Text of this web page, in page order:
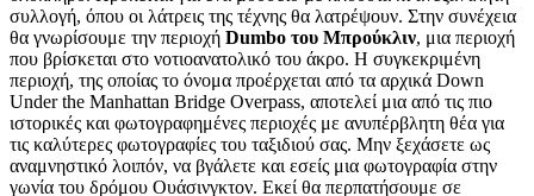
συλλογή, όπου οι λάτρεις της τέχνης θα λατρέψουν. Στην συνέχεια
θα γνωρίσουμε την περιοχή Dumbo του Μπρούκλιν, μια περιοχή
που βρίσκεται στο νοτιοανατολικό του άκρο. Η συγκεκριμένη
περιοχή, της οποίας το όνομα προέρχεται από τα αρχικά Down
Under the Manhattan Bridge Overpass, αποτελεί μια από τις πιο
ιστορικές και φωτογραφημένες περιοχές με ανυπέρβλητη θέα για
τις καλύτερες φωτογραφίες του ταξιδιού σας. Μην ξεχάσετε ως
αναμνηστικό λοιπόν, να βγάλετε και εσείς μια φωτογραφία στην
γωνία του δρόμου Ουάσινγκτον. Εκεί θα περπατήσουμε σε